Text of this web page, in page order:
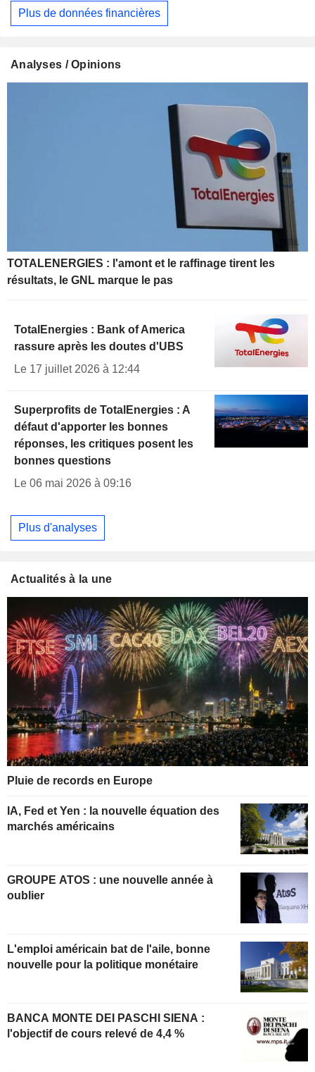
Plus de données financières
Analyses / Opinions
TOTALENERGIES : l'amont et le raffinage tirent les
résultats, le GNL marque le pas
TotalEnergies : Bank of America
rassure après les doutes d'UBS
Le 17 juillet 2026 à 12:44
Superprofits de TotalEnergies : A
défaut d'apporter les bonnes
réponses, les critiques posent les
bonnes questions
Le 06 mai 2026 à 09:16
Plus d'analyses
Actualités à la une
Pluie de records en Europe
IA, Fed et Yen : la nouvelle équation des
marchés américains
GROUPE ATOS : une nouvelle année à
oublier
L'emploi américain bat de l'aile, bonne
nouvelle pour la politique monétaire
BANCA MONTE DEI PASCHI SIENA :
l'objectif de cours relevé de 4,4 %